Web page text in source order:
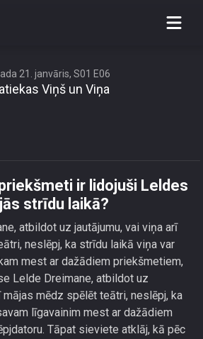
priekšmeti ir lidojuši
21. janvāris, S01 E06
Viņš un Viņa
ir lidojuši Leldes
strīdu laikā?
atbildot uz jautājumu, vai viņa arī
neslēpj, ka strīdu laikā viņa var
mest ar dažādiem priekšmetiem,
Lelde Dreimane, atbildot uz
mājas mēdz spēlēt teātri, neslēpj, ka
līgavainim mest ar dažādiem
Tāpat sieviete atklāj, kā pēc